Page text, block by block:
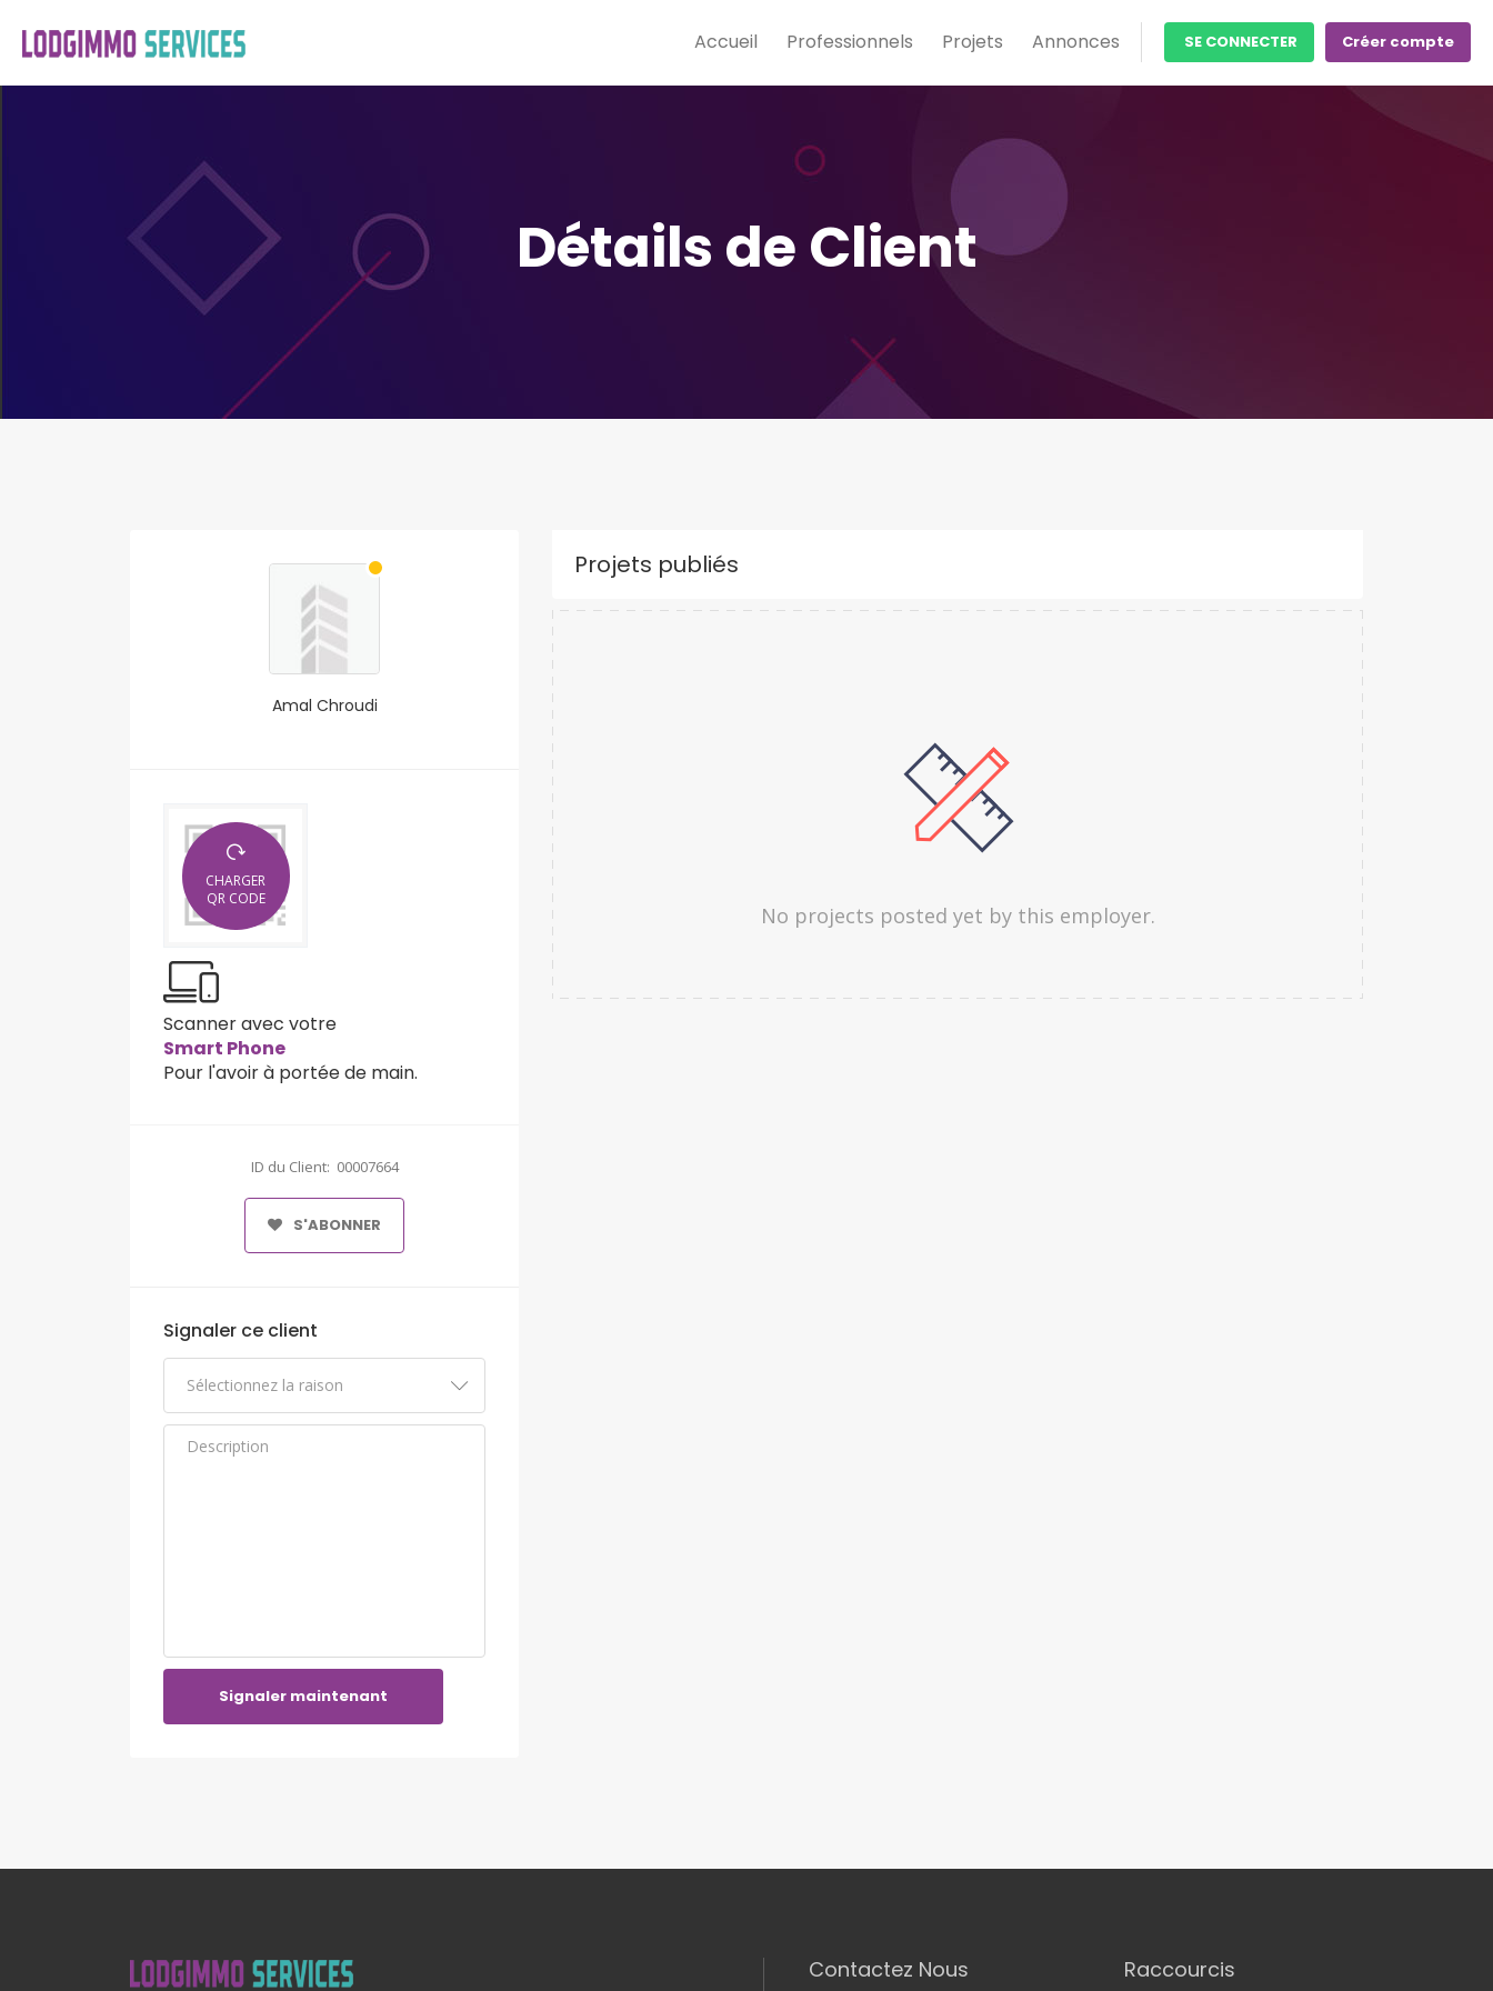
Accueil Professionnels Projets Annonces SE CONNECTER Créer compte
Détails de Client
Amal Chroudi
CHARGER
QR CODE
Scanner avec votre
Smart Phone
Pour l'avoir à portée de main.
ID du Client: 00007664
S'ABONNER
Signaler ce client
Signaler maintenant
Projets publiés
No projects posted yet by this employer.
Contactez Nous Raccourcis